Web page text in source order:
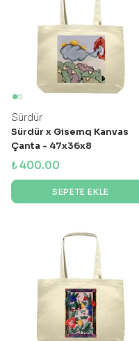
Sürdür
Sürdür x Gisemq Kanvas
Çanta - 47x36x8
₺ 400.00
SEPETE EKLE